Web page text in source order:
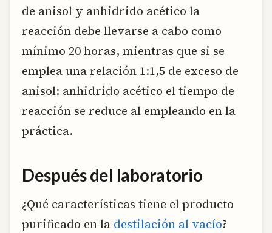
de anisol y anhidrido acético la
reacción debe llevarse a cabo como
mínimo 20 horas, mientras que si se
emplea una relación 1:1,5 de exceso de
anisol: anhidrido acético el tiempo de
reacción se reduce al empleando en la
práctica.
Después del laboratorio
¿Qué características tiene el producto
purificado en la destilación al vacío?